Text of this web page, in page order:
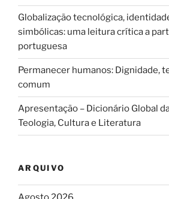
Globalização tecnológica,
simbólicas: uma leitura crítica a
portuguesa
Permanecer humanos: Dignidade,
comum
Apresentação – Dicionário Global
Teologia, Cultura e Literatura
ARQUIVO